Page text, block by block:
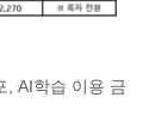
, AI학습 이용 금